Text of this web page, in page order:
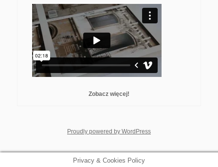
Zobacz więcej!
Proudly powered by WordPresswhois: Nuno Sarmento
Privacy & Cookies Policy